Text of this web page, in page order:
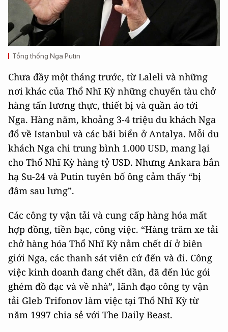
Tổng thống Nga Putin
Chưa đầy một tháng trước, từ Laleli và những
nơi khác của Thổ Nhĩ Kỳ những chuyến tàu chở
hàng tấn lương thực, thiết bị và quần áo tới
Nga. Hàng năm, khoảng 3-4 triệu du khách Nga
đổ về Istanbul và các bãi biển ở Antalya. Mỗi du
khách Nga chi trung bình 1.000 USD, mang lại
cho Thổ Nhĩ Kỳ hàng tỷ USD. Nhưng Ankara bắn
hạ Su-24 và Putin tuyên bố ông cảm thấy “bị
đâm sau lưng”.
Các công ty vận tải và cung cấp hàng hóa mất
hợp đồng, tiền bạc, công việc. “Hàng trăm xe tải
chở hàng hóa Thổ Nhĩ Kỳ nằm chết dí ở biên
giới Nga, các thanh sát viên cứ đến và đi. Công
việc kinh doanh đang chết dần, đã đến lúc gói
ghém đồ đạc và về nhà”, lãnh đạo công ty vận
tải Gleb Trifonov làm việc tại Thổ Nhĩ Kỳ từ
năm 1997 chia sẻ với The Daily Beast.